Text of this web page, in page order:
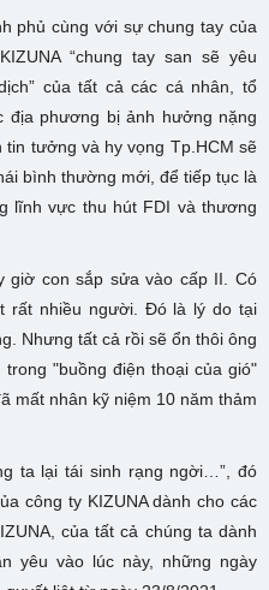
phủ cùng với sự chung tay của
“chung tay san sẽ yêu
của tất cả các cá nhân, tổ
địa phương bị ảnh hưởng nặng
tưởng và hy vọng Tp.HCM sẽ
bình thường mới, để tiếp tục là
lĩnh vực thu hút FDI và thương
giờ con sắp sửa vào cấp II. Có
rất nhiều người. Đó là lý do tại
Nhưng tất cả rồi sẽ ổn thôi ông
"buồng điện thoại của gió"
mất nhân kỹ niệm 10 năm thảm
ta lại tái sinh rạng ngời…”, đó
công ty KIZUNA dành cho các
của tất cả chúng ta dành
yêu vào lúc này, những ngày